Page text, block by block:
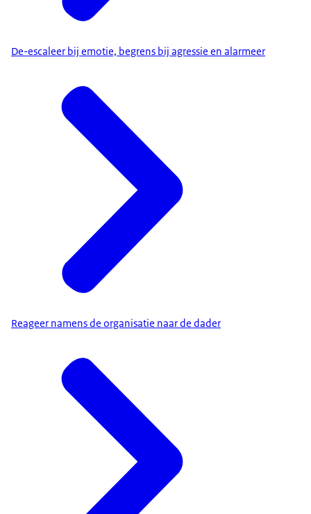
De-escaleer bij emotie, begrens bij agressie en alarmeer
Reageer namens de organisatie naar de dader